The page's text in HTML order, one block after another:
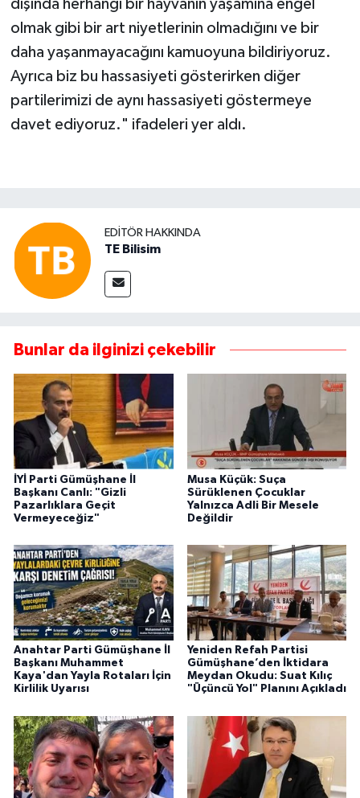
dışında herhangi bir hayvanın yaşamına engel
olmak gibi bir art niyetlerinin olmadığını ve bir
daha yaşanmayacağını kamuoyuna bildiriyoruz.
Ayrıca biz bu hassasiyeti gösterirken diğer
partilerimizi de aynı hassasiyeti göstermeye
davet ediyoruz." ifadeleri yer aldı.
EDITÖR HAKKINDA
TE Bilisim
Bunlar da ilginizi çekebilir
İYİ Parti Gümüşhane İl
Başkanı Canlı: "Gizli
Pazarlıklara Geçit
Vermeyeceğiz"
Musa Küçük: Suça
Sürüklenen Çocuklar
Yalnızca Adli Bir Mesele
Değildir
Anahtar Parti Gümüşhane İl
Başkanı Muhammet
Kaya'dan Yayla Rotaları İçin
Kirlilik Uyarısı
Yeniden Refah Partisi
Gümüşhane’den İktidara
Meydan Okudu: Suat Kılıç
"Üçüncü Yol" Planını Açıkladı